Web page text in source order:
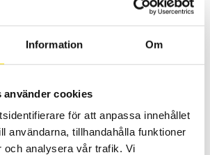
Information Om
använder cookies
för att anpassa innehållet
användarna, tillhandahålla funktioner
och analysera vår trafik. Vi
CA6683 Kabelsökare
samt även klarar av när kabeln ligger lite
exakt sökning i krävande industrimiljöer av
vare sig de är spänningssatta eller inte.
att leta avgränsningskablar för automatiska
att hitta avbrott i värmegolvslingor.